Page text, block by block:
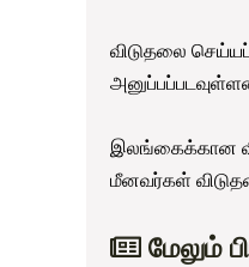
விடுதலை
இலங்கைக்கான
மீனவர்கள்
மேலும்